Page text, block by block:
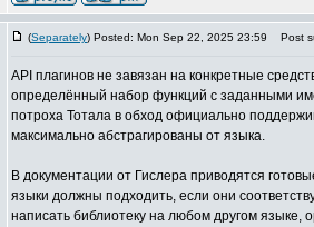
(Separately) Posted: Mon Sep 22, 2025 23:59 Post
API плагинов не завязан на конкретные
определённый набор функций с заданными
потроха Тотала в обход официально
максимально абстрагированы от языка.
В документации от Гислера приводятся
языки должны подходить, если они
написать библиотеку на любом другом языке,